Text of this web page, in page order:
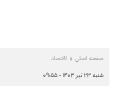
صفحه اصلی اقتصاد
شنبه ۲۳ تیر ۱۴۰۳ - ۰۹:۵۵